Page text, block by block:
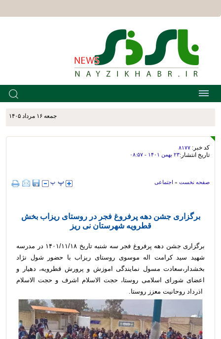
جمعه ۱۶ مرداد ۱۴۰۵
کد خبر: ۸۱۷۷
تاریخ انتشار:۲۳ بهمن ۱۴۰۱ - ۰۸:۵۷
صفحه نخست » اجتماعی
برگزاری جشن دهه پرفروغ فجر در روستای ریزاب بخش
قطرویه شهرستان نی ریز
برگزاری جشن دهه پرفروغ فجر سه شنبه تاریخ ۱۴۰۱/۱۱/۱۸ در مدرسه
شهید سید کرامت اله موسوی روستای ریزاب با حضور شول نژاد
بخشدار،سعادت مسول نمایندگی اموزش و پرورش قطرویه، دهیار و
اعضای شورای اسلامی روستا، حجت الاسلام اشرف و حجت الاسلام
اذرداد روحانیت معزز روستا.